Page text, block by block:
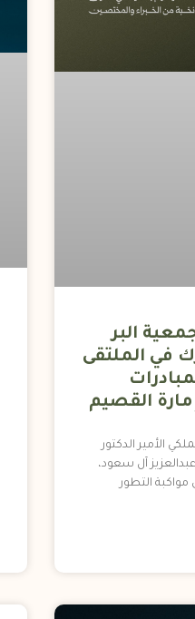
البر
في الملتقى
القصيم
الأمير الدكتور
آل سعود،
التطور